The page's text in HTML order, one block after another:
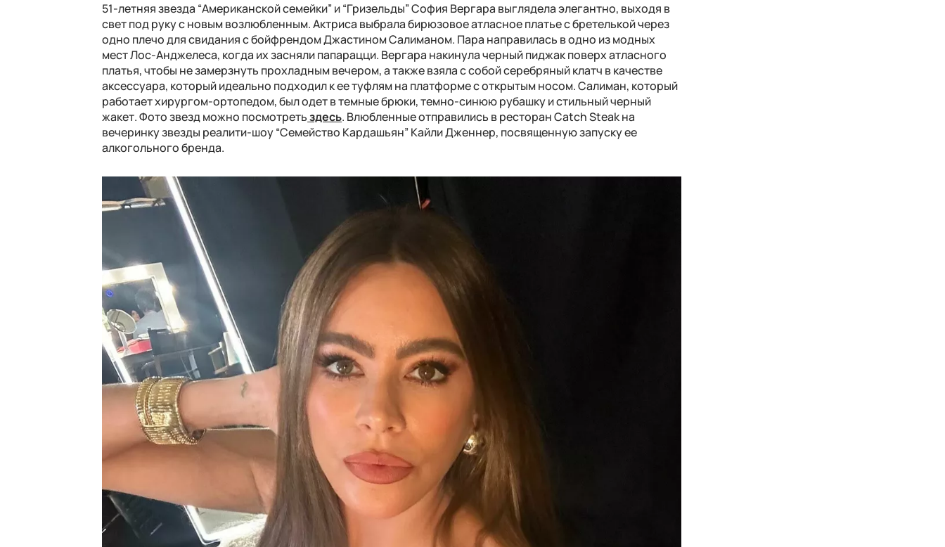
51-летняя звезда “Американской семейки” и “Гризельды” София Вергара выглядела элегантно, выходя в
свет под руку с новым возлюбленным. Актриса выбрала бирюзовое атласное платье с бретелькой через
одно плечо для свидания с бойфрендом Джастином Салиманом. Пара направилась в одно из модных
мест Лос-Анджелеса, когда их засняли папарацци. Вергара накинула черный пиджак поверх атласного
платья, чтобы не замерзнуть прохладным вечером, а также взяла с собой серебряный клатч в качестве
аксессуара, который идеально подходил к ее туфлям на платформе с открытым носом. Салиман, который
работает хирургом-ортопедом, был одет в темные брюки, темно-синюю рубашку и стильный черный
жакет. Фото звезд можно посмотретьздесь. Влюбленные отправились в ресторан Catch Steak на
вечеринку звезды реалити-шоу “Семейство Кардашьян” Кайли Дженнер, посвященную запуску ее
алкогольного бренда.